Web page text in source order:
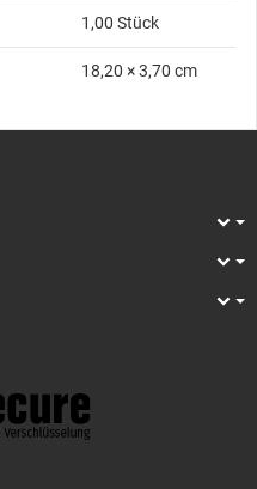
1,00 Stück
18,20 × 3,70 cm